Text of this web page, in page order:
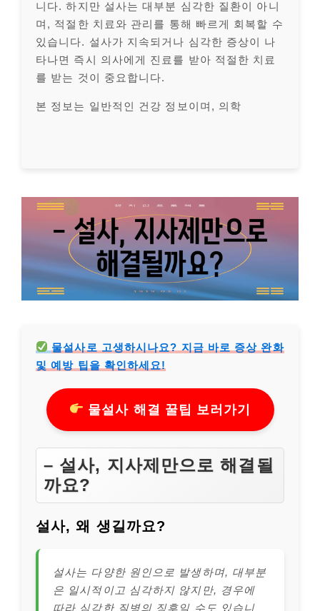
니다. 하지만 설사는 대부분 심각한 질환이 아니
며, 적절한 치료와 관리를 통해 빠르게 회복할 수
있습니다. 설사가 지속되거나 심각한 증상이 나
타나면 즉시 의사에게 진료를 받아 적절한 치료
를 받는 것이 중요합니다.
본 정보는 일반적인 건강 정보이며, 의학
물설사로 고생하시나요? 지금 바로 증상 완화
및 예방 팁을 확인하세요!
물설사 해결 꿀팁 보러가기
– 설사, 지사제만으로 해결될
까요?
설사, 왜 생길까요?
설사는 다양한 원인으로 발생하며, 대부분
은 일시적이고 심각하지 않지만, 경우에
따라 심각한 질병의 징후일 수도 있습니